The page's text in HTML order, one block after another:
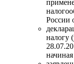
России
налогу
начиная